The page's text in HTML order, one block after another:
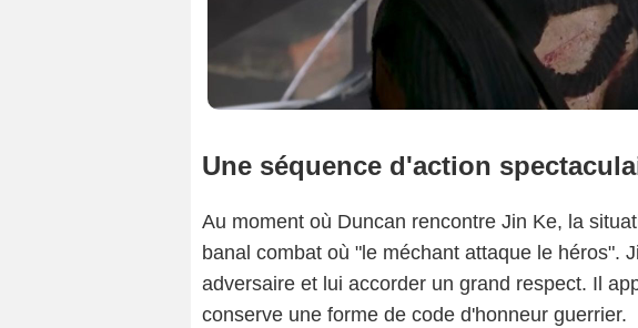
Une séquence d'action
Au moment où Duncan rencontre Jin Ke, la
banal combat où "le méchant attaque le héros".
adversaire et lui accorder un grand respect. Il
conserve une forme de code d'honneur guerrier.